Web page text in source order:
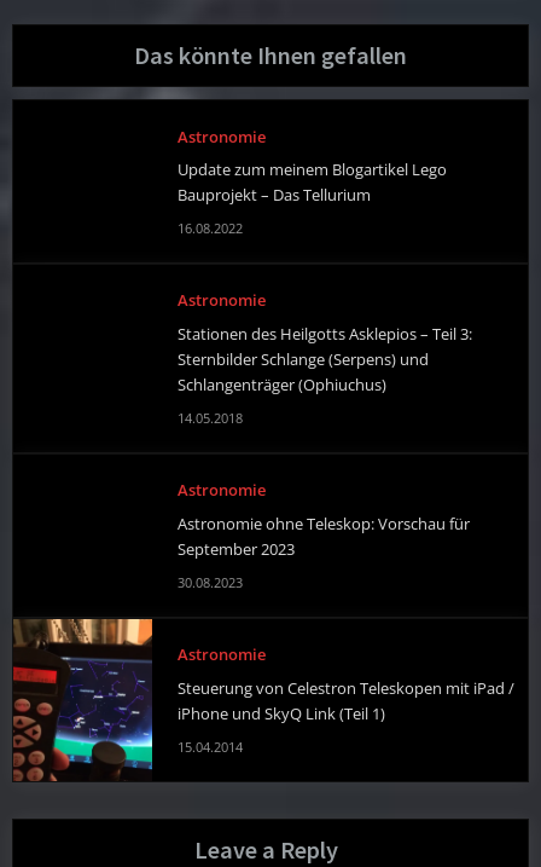
Das könnte Ihnen gefallen
Astronomie
Update zum meinem Blogartikel Lego
Bauprojekt – Das Tellurium
16.08.2022
Astronomie
Stationen des Heilgotts Asklepios – Teil 3:
Sternbilder Schlange (Serpens) und
Schlangenträger (Ophiuchus)
14.05.2018
Astronomie
Astronomie ohne Teleskop: Vorschau für
September 2023
30.08.2023
Astronomie
Steuerung von Celestron Teleskopen mit iPad /
iPhone und SkyQ Link (Teil 1)
15.04.2014
Leave a Reply